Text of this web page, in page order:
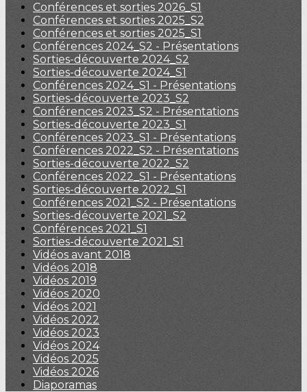
Conférences et sorties 2026_S1
Conférences et sorties 2025_S2
Conférences et sorties 2025_S1
Conférences 2024_S2 - Présentations
Sorties-découverte 2024_S2
Sorties-découverte 2024_S1
Conférences 2024_S1 - Présentations
Sorties-découverte 2023_S2
Conférences 2023_S2 - Présentations
Sorties-découverte 2023_S1
Conférences 2023_S1 - Présentations
Conférences 2022_S2 - Présentations
Sorties-découverte 2022_S2
Conférences 2022_S1 - Présentations
Sorties-découverte 2022_S1
Conférences 2021_S2 - Présentations
Sorties-découverte 2021_S2
Conférences 2021_S1
Sorties-découverte 2021_S1
Vidéos avant 2018
Vidéos 2018
Vidéos 2019
Vidéos 2020
Vidéos 2021
Vidéos 2022
Vidéos 2023
Vidéos 2024
Vidéos 2025
Vidéos 2026
Diaporamas